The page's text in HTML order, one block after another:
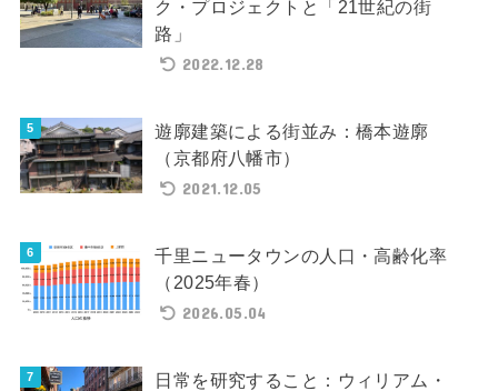
ク・プロジェクトと「21世紀の街
路」
2022.12.28
遊廓建築による街並み：橋本遊廓
（京都府八幡市）
2021.12.05
千里ニュータウンの人口・高齢化率
（2025年春）
2026.05.04
日常を研究すること：ウィリアム・